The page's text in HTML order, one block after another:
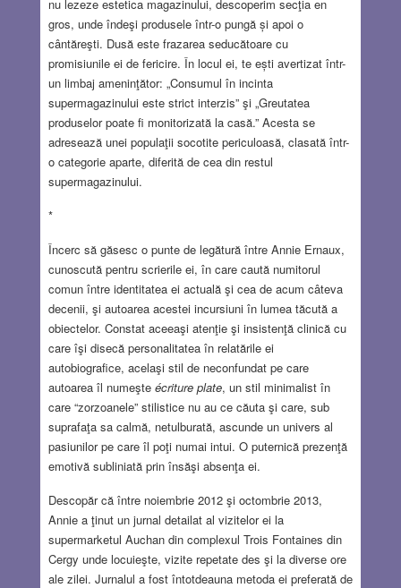
nu lezeze estetica magazinului, descoperim secţia en
gros, unde îndeşi produsele într-o pungă și apoi o
cântăreşti. Dusă este frazarea seducătoare cu
promisiunile ei de fericire. În locul ei, te ești avertizat într-
un limbaj ameninţător: „Consumul în incinta
supermagazinului este strict interzis” şi „Greutatea
produselor poate fi monitorizată la casă.” Acesta se
adresează unei populaţii socotite periculoasă, clasată într-
o categorie aparte, diferită de cea din restul
supermagazinului.
*
Încerc să găsesc o punte de legătură între Annie Ernaux,
cunoscută pentru scrierile ei, în care caută numitorul
comun între identitatea ei actuală şi cea de acum câteva
decenii, şi autoarea acestei incursiuni în lumea tăcută a
obiectelor. Constat aceeaşi atenţie şi insistenţă clinică cu
care îşi disecă personalitatea în relatările ei
autobiografice, acelaşi stil de neconfundat pe care
autoarea îl numeşte écriture plate, un stil minimalist în
care “zorzoanele” stilistice nu au ce căuta şi care, sub
suprafaţa sa calmă, netulburată, ascunde un univers al
pasiunilor pe care îl poţi numai intui. O puternică prezenţă
emotivă subliniată prin însăşi absenţa ei.
Descopăr că între noiembrie 2012 şi octombrie 2013,
Annie a ţinut un jurnal detailat al vizitelor ei la
supermarketul Auchan din complexul Trois Fontaines din
Cergy unde locuieşte, vizite repetate des şi la diverse ore
ale zilei. Jurnalul a fost întotdeauna metoda ei preferată de